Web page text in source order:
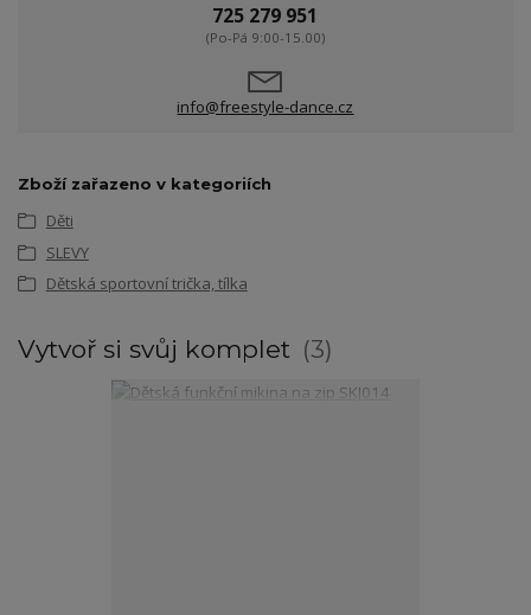
725 279 951
(Po-Pá 9:00-15.00)
info@freestyle-dance.cz
Zboží zařazeno v kategoriích
Děti
SLEVY
Dětská sportovní trička, tílka
Vytvoř si svůj komplet 3